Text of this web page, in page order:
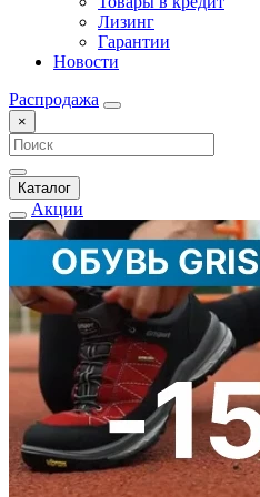
Лизинг
Гарантии
Новости
Распродажа
×
Каталог
Акции